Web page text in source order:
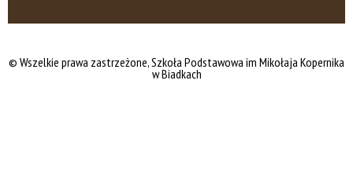
© Wszelkie prawa zastrzeżone, Szkoła Podstawowa im Mikołaja Kopernika
w Biadkach